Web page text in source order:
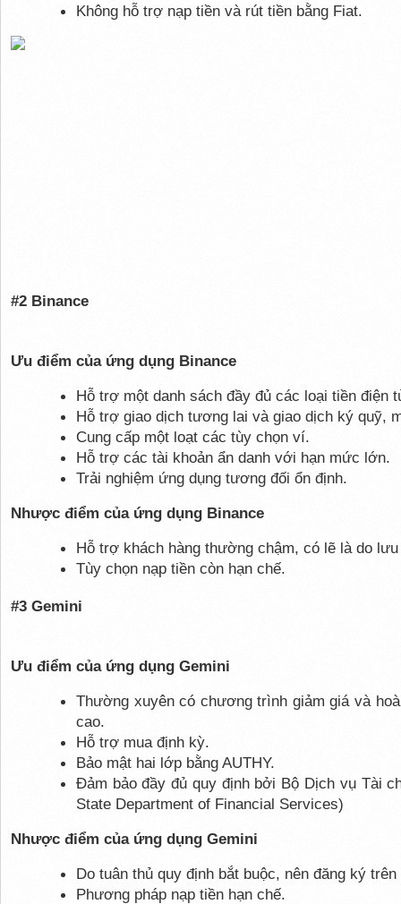
Không hỗ trợ nạp tiền và rút tiền bằng Fiat.
#2 Binance
Ưu điểm của ứng dụng Binance
Hỗ trợ một danh sách đầy đủ các loại tiền điện
Hỗ trợ giao dịch tương lai và giao dịch ký quỹ,
Cung cấp một loạt các tùy chọn ví.
Hỗ trợ các tài khoản ẩn danh với hạn mức lớn.
Trải nghiệm ứng dụng tương đối ổn định.
Nhược điểm của ứng dụng Binance
Hỗ trợ khách hàng thường chậm, có lẽ là do
Tùy chọn nạp tiền còn hạn chế.
#3 Gemini
Ưu điểm của ứng dụng Gemini
Thường xuyên có chương trình giảm giá và
cao.
Hỗ trợ mua định kỳ.
Bảo mật hai lớp bằng AUTHY.
Đảm bảo đầy đủ quy định bởi Bộ Dịch vụ Tài
State Department of Financial Services)
Nhược điểm của ứng dụng Gemini
Do tuân thủ quy định bắt buộc, nên đăng ký
Phương pháp nạp tiền hạn chế.